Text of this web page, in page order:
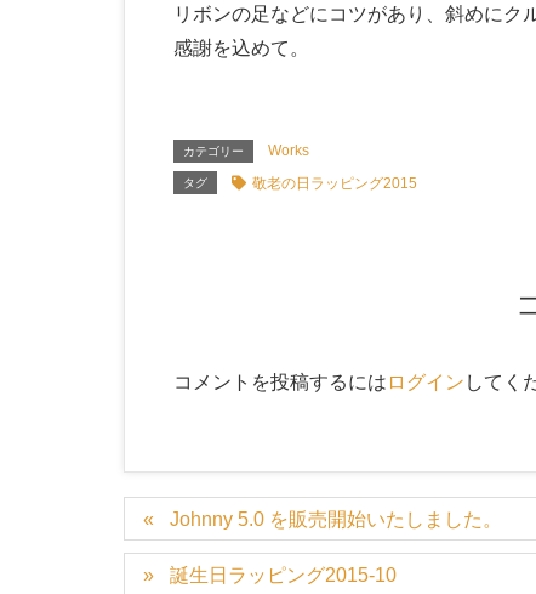
リボンの足などにコツがあり、斜めにク
感謝を込めて。
カテゴリー Works
タグ 敬老の日ラッピング2015
コメントを投稿するには ログイン してく
Johnny 5.0 を販売開始いたしました。
誕生日ラッピング2015-10